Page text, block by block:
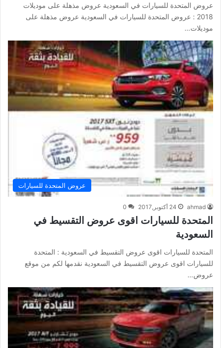
عروض المتحدة للسيارات في السعودية عروض مذهلة على موديلات
2018 : عروض المتحدة للسيارات في السعودية عروض مذهلة على
موديلات…
عروض المتحدة للسيارات
ahmad 24 أكتوبر,2017 0
المتحدة للسيارات اقوى عروض التقسيط في
السعودية
المتحدة للسيارات اقوى عروض التقسيط في السعودية : المتحدة
للسيارات اقوى عروض التقسيط في السعودية نقدمها لكم من موقع
عروض…